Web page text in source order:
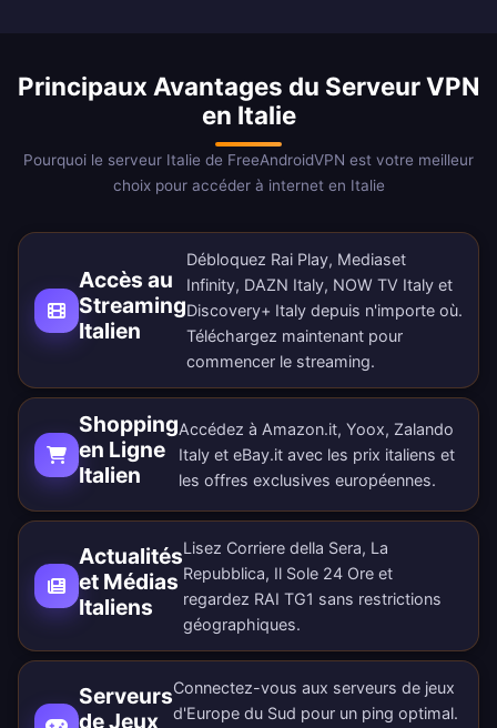
Principaux Avantages du Serveur VPN
en Italie
Pourquoi le serveur Italie de FreeAndroidVPN est votre meilleur
choix pour accéder à internet en Italie
Accès au
Streaming
Italien
Débloquez Rai Play, Mediaset
Infinity, DAZN Italy, NOW TV Italy et
Discovery+ Italy depuis n'importe où.
Téléchargez maintenant pour
commencer le streaming.
Shopping
en Ligne
Italien
Accédez à Amazon.it, Yoox, Zalando
Italy et eBay.it avec les prix italiens et
les offres exclusives européennes.
Actualités
et Médias
Italiens
Lisez Corriere della Sera, La
Repubblica, Il Sole 24 Ore et
regardez RAI TG1 sans restrictions
géographiques.
Serveurs
de Jeux
Connectez-vous aux serveurs de jeux
d'Europe du Sud pour un ping optimal.